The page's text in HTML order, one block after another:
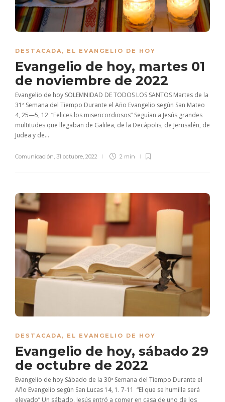
DESTACADA, EL EVANGELIO DE HOY
Evangelio de hoy, martes 01
de noviembre de 2022
Evangelio de hoy SOLEMNIDAD DE TODOS LOS SANTOS Martes de la
31ª Semana del Tiempo Durante el Año Evangelio según San Mateo
4, 25—5, 12 “Felices los misericordiosos” Seguían a Jesús grandes
multitudes que llegaban de Galilea, de la Decápolis, de Jerusalén, de
Judea y de...
Comunicación, 31 octubre, 2022 2 min
DESTACADA , EL EVANGELIO DE HOY
Evangelio de hoy, sábado 29
de octubre de 2022
Evangelio de hoy Sábado de la 30ª Semana del Tiempo Durante el
Año Evangelio según San Lucas 14, 1. 7-11 “El que se humilla será
elevado” Un sábado, Jesús entró a comer en casa de uno de los